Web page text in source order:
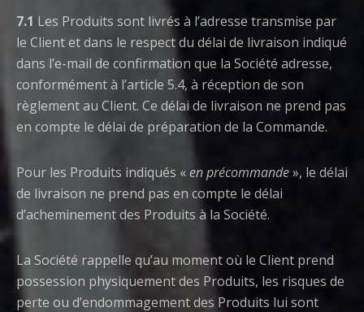
7.1 Les Produits sont livrés à l’adresse transmise par
le Client et dans le respect du délai de livraison indiqué
dans l’e-mail de confirmation que la Société adresse,
conformément à l’article 5.4, à réception de son
règlement au Client. Ce délai de livraison ne prend pas
en compte le délai de préparation de la Commande.
Pour les Produits indiqués «en précommande», le délai
de livraison ne prend pas en compte le délai
d’acheminement des Produits à la Société.
La Société rappelle qu’au moment où le Client prend
possession physiquement des Produits, les risques de
perte ou d’endommagement des Produits lui sont